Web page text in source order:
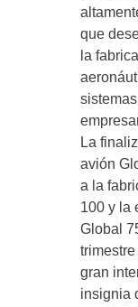
que
la
La
avión
a la
100 y la
Global
gran
insignia